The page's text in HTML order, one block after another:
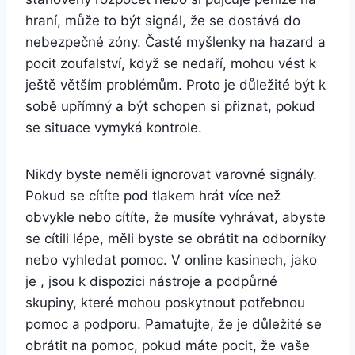
hraní, může to být signál, že se dostává do
nebezpečné zóny. Časté myšlenky na hazard a
pocit zoufalství, když se nedaří, mohou vést k
ještě větším problémům. Proto je důležité být k
sobě upřímný a být schopen si přiznat, pokud
se situace vymyká kontrole.
Nikdy byste neměli ignorovat varovné signály.
Pokud se cítíte pod tlakem hrát více než
obvykle nebo cítíte, že musíte vyhrávat, abyste
se cítili lépe, měli byste se obrátit na odborníky
nebo vyhledat pomoc. V online kasinech, jako
je , jsou k dispozici nástroje a podpůrné
skupiny, které mohou poskytnout potřebnou
pomoc a podporu. Pamatujte, že je důležité se
obrátit na pomoc, pokud máte pocit, že vaše